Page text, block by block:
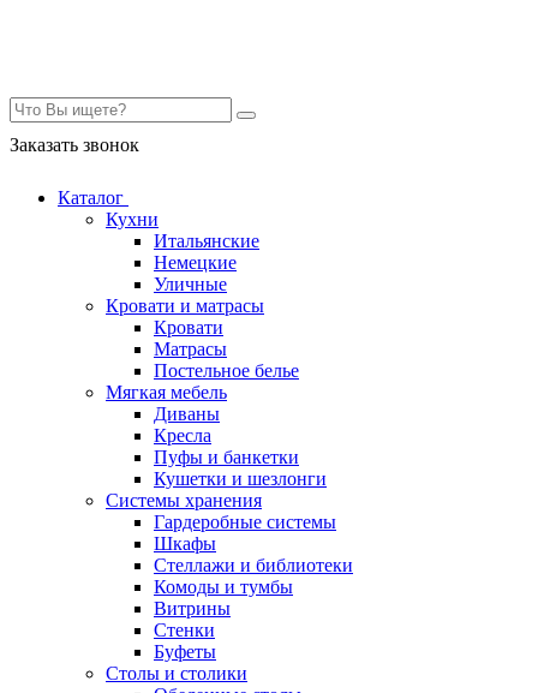
Заказать звонок
Каталог
Кухни
Итальянские
Немецкие
Уличные
Кровати и матрасы
Кровати
Матрасы
Постельное белье
Мягкая мебель
Диваны
Кресла
Пуфы и банкетки
Кушетки и шезлонги
Системы хранения
Гардеробные системы
Шкафы
Стеллажи и библиотеки
Комоды и тумбы
Витрины
Стенки
Буфеты
Столы и столики